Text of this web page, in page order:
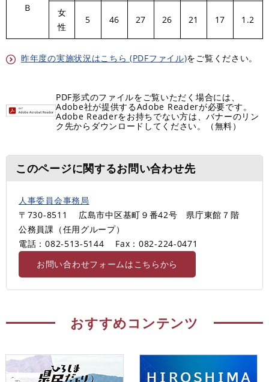
Ｂ
女
性
5 46 27 26 21 17 1.2
昨年度の実施状況はこちら (PDFファイル)をご覧ください。
PDF形式のファイルをご覧いただく場合には、
Adobe社が提供するAdobe Readerが必要です。
Adobe Readerをお持ちでない方は、バナーのリン
ク先からダウンロードしてください。（無料）
このページに関するお問い合わせ先
人事委員会事務局
〒730-8511
広島市中区基町９番42号 県庁東館７階
公務員課（任用グループ）
電話：082-513-5144
Fax：082-224-0471
お問い合わせフォームはこちらから
おすすめコンテンツ